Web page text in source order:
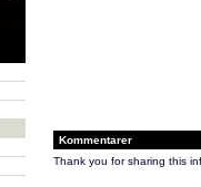
Kommentarer
Thank you for sharing this